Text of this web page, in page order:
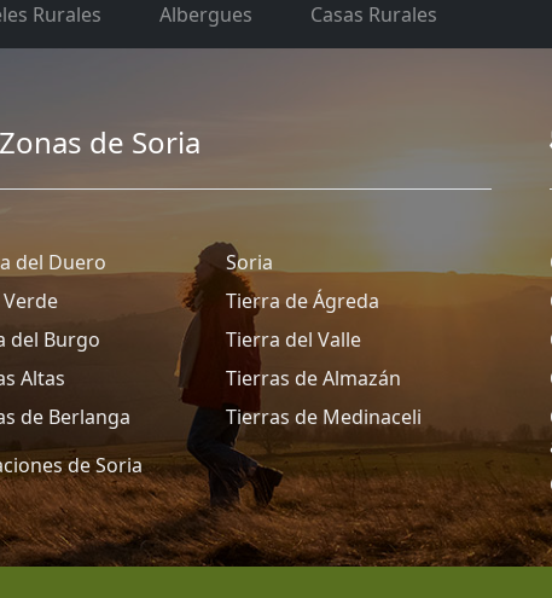
Rurales Albergues Casas Rurales
Zonas de Soria
del Duero
Soria
Tierra de Ágreda
del Burgo
Tierra del Valle
Altas
Tierras de Almazán
de Berlanga
Tierras de Medinaceli
de Soria